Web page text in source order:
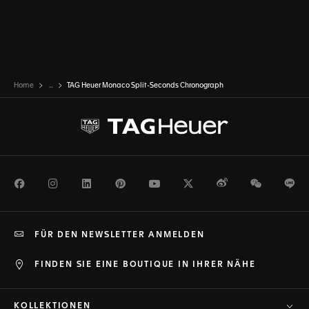
Home ... TAG Heuer Monaco Split-Seconds Chronograph
FacebookInstagramLinkedInPinterestYoutubeTwitterWeiboWeChat
FINDEN SIE EINE BOUTIQUE IN IHRER NÄHE
FÜR DEN NEWSLETTER ANMELDEN
KOLLEKTIONEN